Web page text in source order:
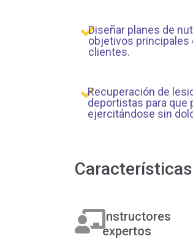
Diseñar planes de
objetivos principales
clientes.
Recuperación de
deportistas para que
ejercitándose sin
Instructores
expertos